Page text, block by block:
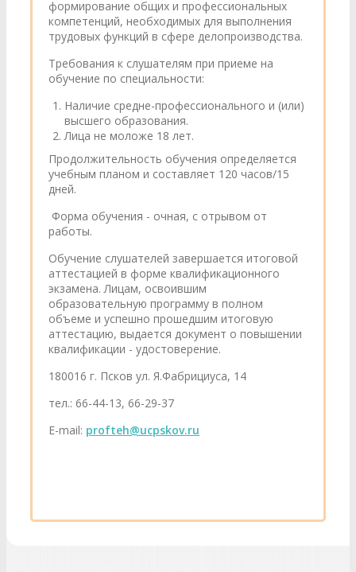
формирование общих и профессиональных
компетенций, необходимых для выполнения
трудовых функций в сфере делопроизводства.
Требования к слушателям при приеме на
обучение по специальности:
Наличие средне-профессионального и (или)
высшего образования.
Лица не моложе 18 лет.
Продолжительность обучения определяется
учебным планом и составляет 120 часов/15
дней.
Форма обучения - очная, с отрывом от
работы.
Обучение слушателей завершается итоговой
аттестацией в форме квалификационного
экзамена. Лицам, освоившим
образовательную программу в полном
объеме и успешно прошедшим итоговую
аттестацию, выдается документ о повышении
квалификации - удостоверение.
180016 г. Псков ул. Я.Фабрициуса, 14
тел.: 66-44-13, 66-29-37
E-mail: profteh@ucpskov.ru